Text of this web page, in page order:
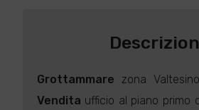
Grottammare zona
Vendita ufficio al piano primo